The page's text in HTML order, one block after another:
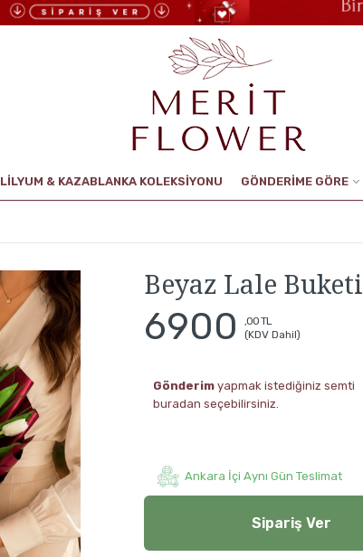
LİLYUM & KAZABLANKA KOLEKSİYONU GÖNDERİME GÖRE
Beyaz Lale Buketi
6900
,00 TL
(KDV Dahil)
Gönderimyapmak istediğiniz semti
buradan seçebilirsiniz.
Ankara İçi Aynı Gün Teslimat
Sipariş Ver